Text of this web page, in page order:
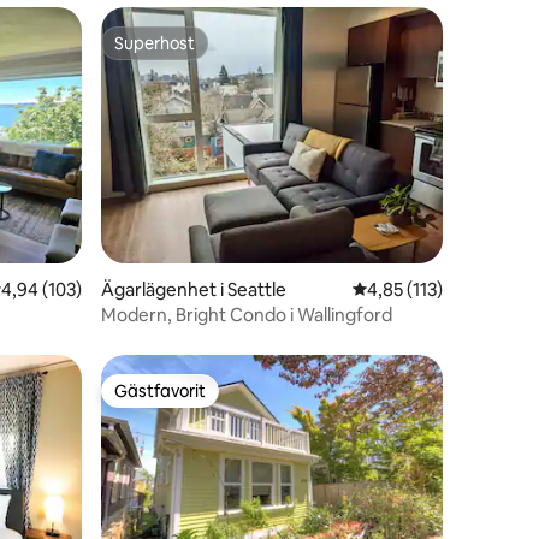
av 5 i genomsnittligt betyg, 103 omdömen
4,94 (103)
Superhost
Superhost
Ägarlägenhet i Seattle 4,85 av 5 i
4,85 (113)
Modern, Bright Condo i Wallingford
Gästfavorit
Gästfavorit